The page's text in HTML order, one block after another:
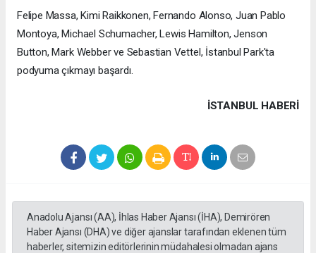
Felipe Massa, Kimi Raikkonen, Fernando Alonso, Juan Pablo
Montoya, Michael Schumacher, Lewis Hamilton, Jenson
Button, Mark Webber ve Sebastian Vettel, İstanbul Park'ta
podyuma çıkmayı başardı.
İSTANBUL HABERİ
Anadolu Ajansı (AA), İhlas Haber Ajansı (İHA), Demirören
Haber Ajansı (DHA) ve diğer ajanslar tarafından eklenen tüm
haberler, sitemizin editörlerinin müdahalesi olmadan ajans